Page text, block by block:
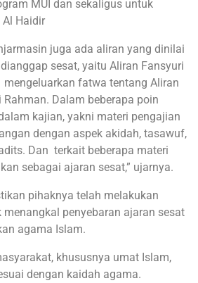
MUI dan sekaligus untuk
Al Haidir
juga ada aliran yang dinilai
sesat, yaitu Aliran Fansyuri
fatwa tentang Aliran
Dalam beberapa poin
kajian, yakni materi pengajian
dengan aspek akidah, tasawuf,
Dan terkait beberapa materi
sebagai ajaran sesat,” ujarnya.
pihaknya telah melakukan
penyebaran ajaran sesat
agama Islam.
khususnya umat Islam,
dengan kaidah agama.